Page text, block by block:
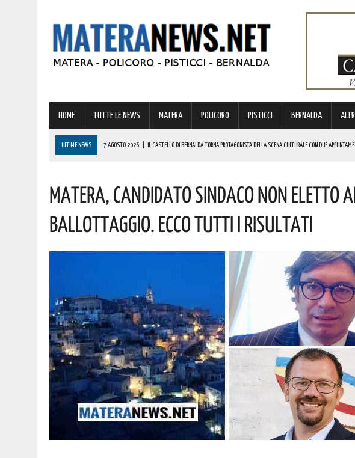
HOME TUTTE LE NEWS MATERA POLICORO PISTICCI BERNALDA
ULTIME NEWS 7 AGOSTO 2026 IL CASTELLO DI BERNALDA TORNA PROTAGONISTA DELLA SCENA CULTURALE CON DUE
7 AGOSTO 2026 A GRASSANO FERVONO I PREPARATIVI PER LA RIEVOCAZIONE STORICA “I CAVALIERI DI MALTA”. ECCO IL PROGRAMMA
7 AGOSTO 2026 BERNALDA: IL SUGGESTIVO SCENARIO DELLE TAVOLE PALATINE FARÀ DA CORNICE ALLO SPETTACOLO DI ROSMY, UN
Matera, Candidato Sindaco Non Eletto
Ballottaggio. Ecco Tutti I Risultati